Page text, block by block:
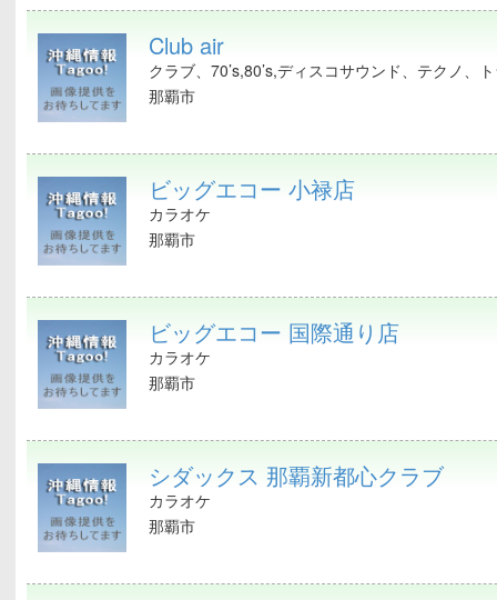
Club air
クラブ、70’s,80’s,ディスコサウンド、テクノ、
那覇市
ビッグエコー 小禄店
カラオケ
那覇市
ビッグエコー 国際通り店
カラオケ
那覇市
シダックス 那覇新都心クラブ
カラオケ
那覇市